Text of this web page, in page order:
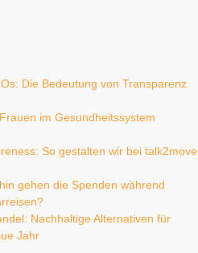
Die Bedeutung von Transparenz
im Gesundheitssystem
So gestalten wir bei talk2move
gehen die Spenden während
Nachhaltige Alternativen für
Jahr